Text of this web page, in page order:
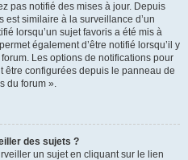
pas notifié des mises à jour. Depuis
est similaire à la surveillance d’un
lorsqu’un sujet favoris a été mis à
également d’être notifié lorsqu’il y
Les options de notifications pour
être configurées depuis le panneau de
du forum ».
des sujets ?
un sujet en cliquant sur le lien